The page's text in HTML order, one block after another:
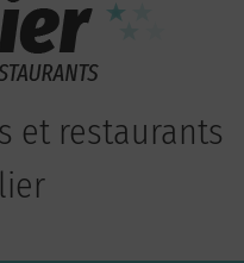
et restaurants